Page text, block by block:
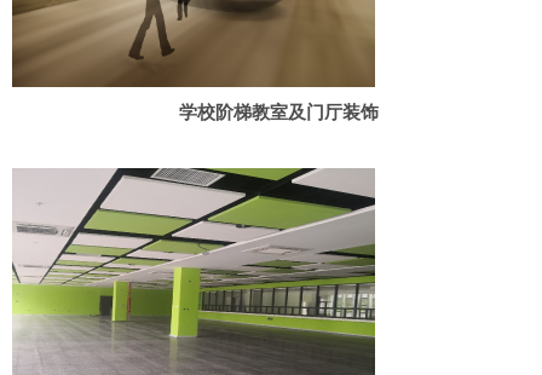
学校阶梯教室及门厅装饰